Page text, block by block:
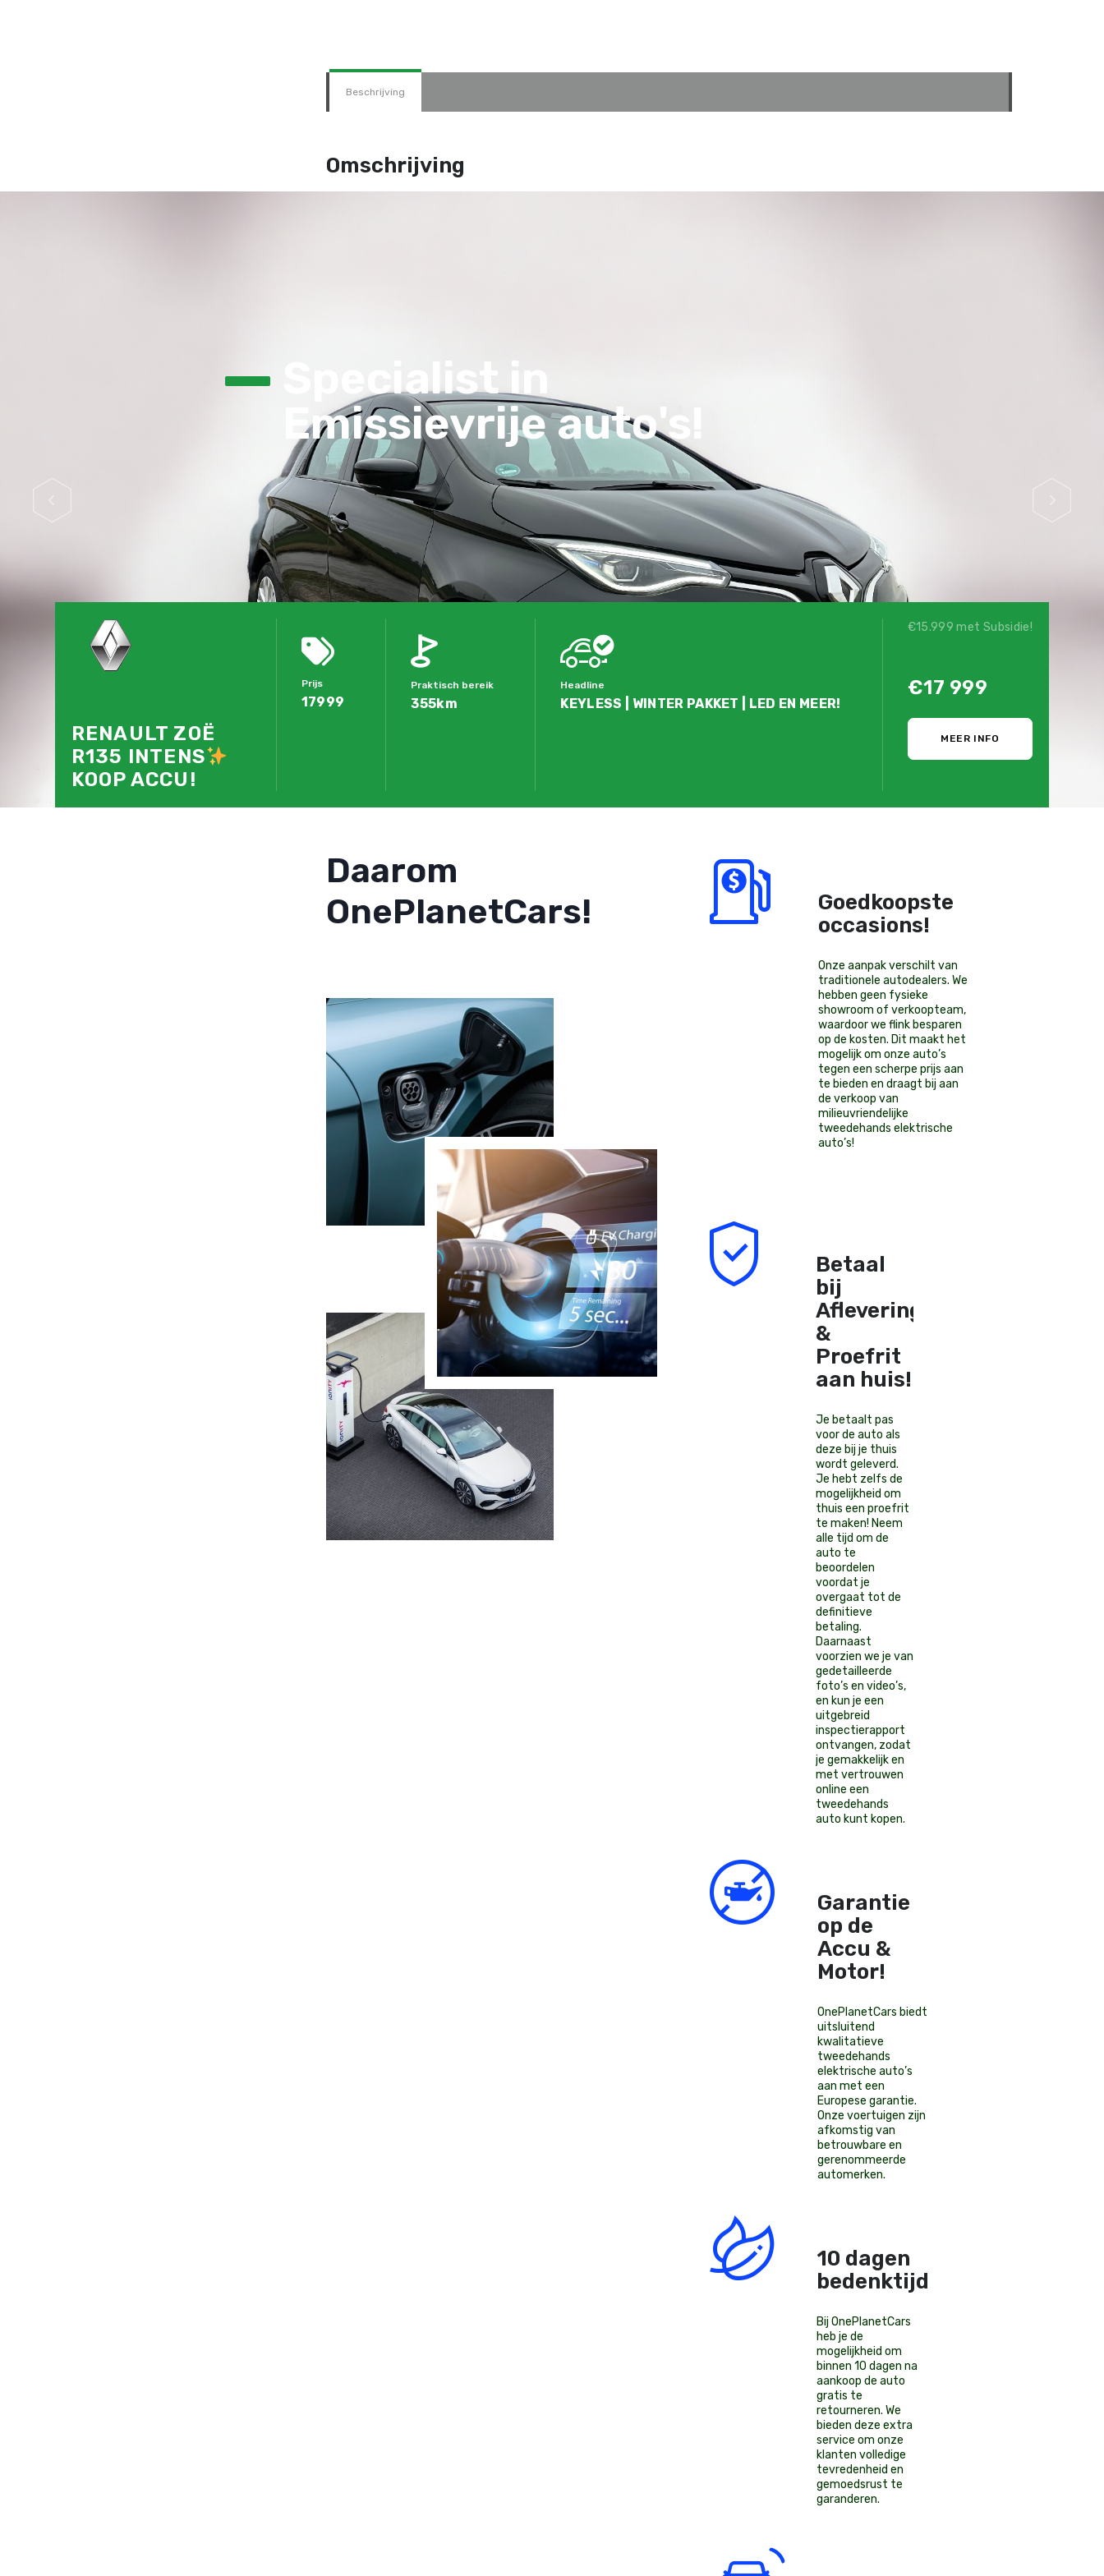
Beschrijving
Omschrijving
Specialist in
Emissievrije auto's!
RENAULT ZOË
R135 INTENS
KOOP ACCU!
Prijs
17999
Praktisch bereik
355km
Headline
KEYLESS | WINTER PAKKET | LED EN MEER!
€15.999 met Subsidie!
€17 999
MEER INFO
Daarom
OnePlanetCars!
Goedkoopste
occasions!
Onze aanpak verschilt van
traditionele autodealers. We
hebben geen fysieke
showroom of verkoopteam,
waardoor we flink besparen
op de kosten. Dit maakt het
mogelijk om onze auto’s
tegen een scherpe prijs aan
te bieden en draagt bij aan
de verkoop van
milieuvriendelijke
tweedehands elektrische
auto’s!
Betaal
bij
Aflevering
&
Proefrit
aan huis!
Je betaalt pas
voor de auto als
deze bij je thuis
wordt geleverd.
Je hebt zelfs de
mogelijkheid om
thuis een proefrit
te maken! Neem
alle tijd om de
auto te
beoordelen
voordat je
overgaat tot de
definitieve
betaling.
Daarnaast
voorzien we je van
gedetailleerde
foto’s en video’s,
en kun je een
uitgebreid
inspectierapport
ontvangen, zodat
je gemakkelijk en
met vertrouwen
online een
tweedehands
auto kunt kopen.
Garantie
op de
Accu &
Motor!
OnePlanetCars biedt
uitsluitend
kwalitatieve
tweedehands
elektrische auto’s
aan met een
Europese garantie.
Onze voertuigen zijn
afkomstig van
betrouwbare en
gerenommeerde
automerken.
10 dagen
bedenktijd!
Bij OnePlanetCars
heb je de
mogelijkheid om
binnen 10 dagen na
aankoop de auto
gratis te
retourneren. We
bieden deze extra
service om onze
klanten volledige
tevredenheid en
gemoedsrust te
garanderen.